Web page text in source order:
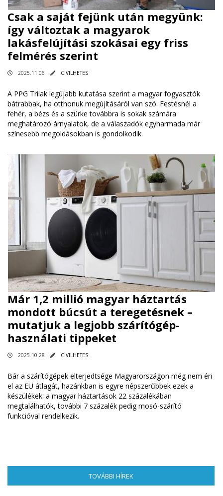
Csak a saját fejünk után megyünk:
így változtak a magyarok
lakásfelújítási szokásai egy friss
felmérés szerint
2025.11.06 CIVILHETES
A PPG Trilak legújabb kutatása szerint a magyar fogyasztók
bátrabbak, ha otthonuk megújításáról van szó. Festésnél a
fehér, a bézs és a szürke továbbra is sokak számára
meghatározó árnyalatok, de a válaszadók egyharmada már
színesebb megoldásokban is gondolkodik.
Már 1,2 millió magyar háztartás
mondott búcsút a teregetésnek –
mutatjuk a legjobb szárítógép-
használati tippeket
2025.10.28 CIVILHETES
Bár a szárítógépek elterjedtsége Magyarországon még nem éri
el az EU átlagát, hazánkban is egyre népszerűbbek ezek a
készülékek: a magyar háztartások 22 százalékában
megtalálhatók, további 7 százalék pedig mosó-szárító
funkcióval rendelkezik.
TOVÁBBI HÍREK